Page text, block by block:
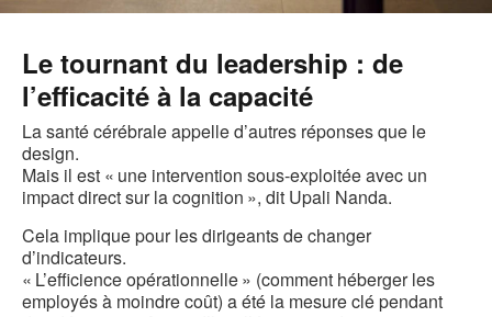
Le tournant du leadership : de
l’efficacité à la capacité
La santé cérébrale appelle d’autres réponses que le
design.
Mais il est « une intervention sous-exploitée avec un
impact direct sur la cognition », dit Upali Nanda.
Cela implique pour les dirigeants de changer
d’indicateurs.
« L’efficience opérationnelle » (comment héberger les
employés à moindre coût) a été la mesure clé pendant